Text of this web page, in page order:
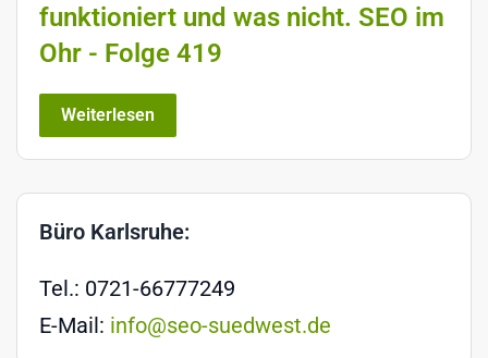
funktioniert und was nicht. SEO im
Ohr - Folge 419
Weiterlesen
Büro Karlsruhe:
Tel.: 0721-66777249
E-Mail: info@seo-suedwest.de